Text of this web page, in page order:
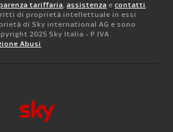
tariffaria, assistenza e contatti.
di proprietà intellettuale in essi
di Sky international AG e sono
2025 Sky Italia - P.IVA
Abusi